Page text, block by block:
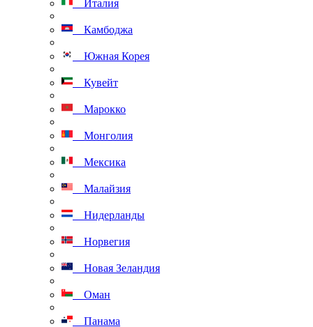
Италия
Камбоджа
Южная Корея
Кувейт
Марокко
Монголия
Мексика
Малайзия
Нидерланды
Норвегия
Новая Зеландия
Оман
Панама